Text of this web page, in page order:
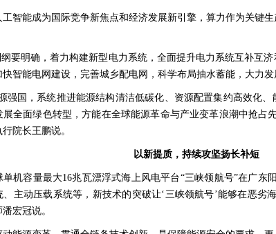
智能成为国际竞争新焦点和经济发展新引擎，算力作为关键
纲要明确，着力构建新型电力系统，全面提升电力系统互补互
快智能电网建设，完善城乡配电网，科学布局抽水蓄能，大力发
强国，系统推进能源结构清洁低碳化、资源配置集约高效化
展全面绿色转型，方能在全球能源革命与产业变革浪潮中抢占
院长王鹏说。
以新提质，持续攻坚扬长补短
单机容量最大16兆瓦漂浮式海上风电平台“三峡领航号”在广东
、主动压载系统等，新技术的突破让‘三峡领航号’能够在恶劣
宏冠说。